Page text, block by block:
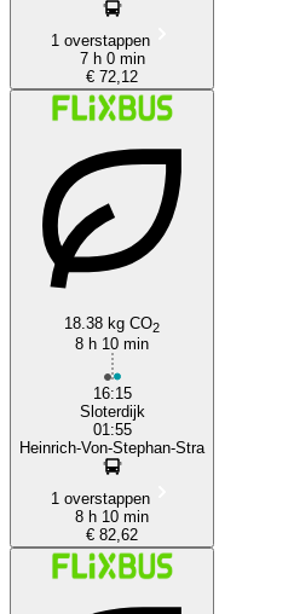
1 overstappen
7 h 0 min
€ 72,12
18.38 kg CO2
8 h 10 min
16:15
Sloterdijk
01:55
Heinrich-Von-Stephan-Stra
1 overstappen
8 h 10 min
€ 82,62